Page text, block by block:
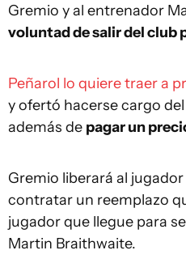
Gremio y al entrenador
voluntad de salir del club
Peñarol lo quiere traer a
y ofertó hacerse cargo del
además de pagar un
Gremio liberará al
contratar un reemplazo
jugador que llegue para
Martin Braithwaite.